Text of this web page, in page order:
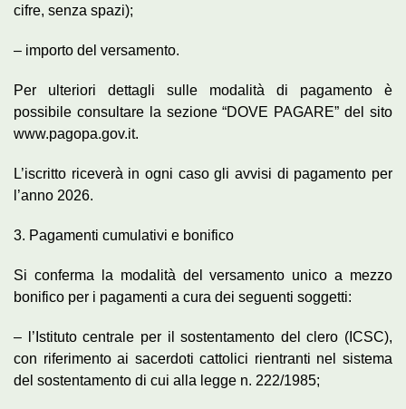
cifre, senza spazi);
– importo del versamento.
Per ulteriori dettagli sulle modalità di pagamento è
possibile consultare la sezione “DOVE PAGARE” del sito
www.pagopa.gov.it.
L’iscritto riceverà in ogni caso gli avvisi di pagamento per
l’anno 2026.
3. Pagamenti cumulativi e bonifico
Si conferma la modalità del versamento unico a mezzo
bonifico per i pagamenti a cura dei seguenti soggetti:
– l’Istituto centrale per il sostentamento del clero (ICSC),
con riferimento ai sacerdoti cattolici rientranti nel sistema
del sostentamento di cui alla legge n. 222/1985;